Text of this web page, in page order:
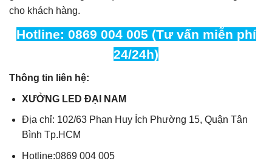
cho khách hàng.
Hotline: 0869 004 005 (Tư vấn miễn phí
24/24h)
Thông tin liên hệ:
XƯỞNG LED ĐẠI NAM
Địa chỉ: 102/63 Phan Huy Ích Phường 15, Quận Tân
Bình Tp.HCM
Hotline:0869 004 005